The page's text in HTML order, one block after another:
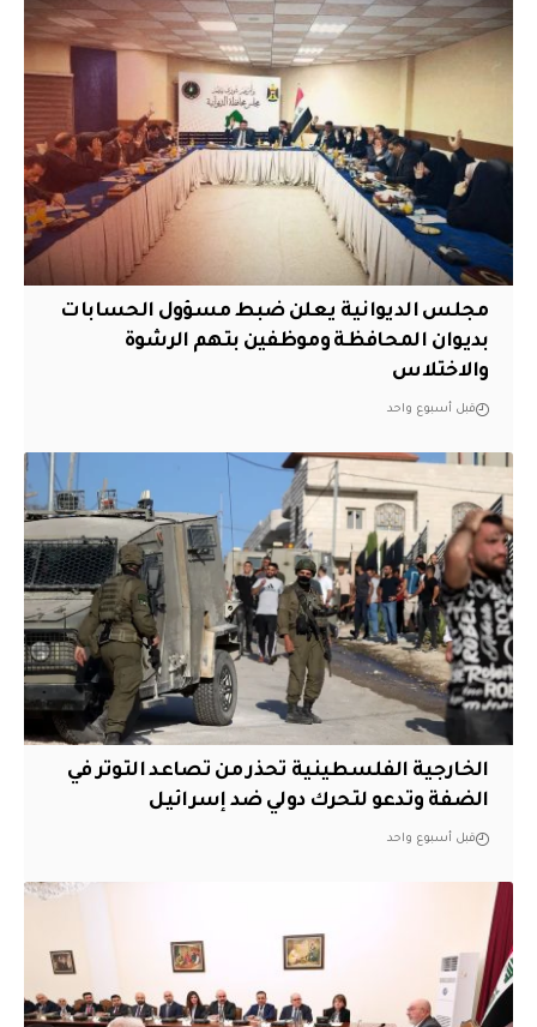
مجلس الديوانية يعلن ضبط مسؤول الحسابات
بديوان المحافظة وموظفين بتهم الرشوة
والاختلاس
قبل أسبوع واحد
الخارجية الفلسطينية تحذر من تصاعد التوتر في
الضفة وتدعو لتحرك دولي ضد إسرائيل
قبل أسبوع واحد